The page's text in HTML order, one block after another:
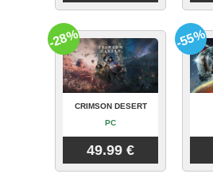
CRIMSON DESERT
PC
49.99 €
-28% -55%